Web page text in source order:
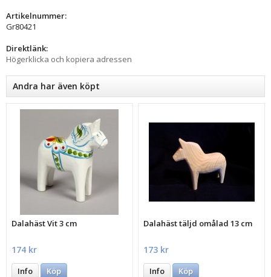
Artikelnummer:
Gr80421
Direktlänk:
Högerklicka och kopiera adressen
Andra har även köpt
Dalahäst Vit 3 cm
174 kr
Info Köp
Dalahäst täljd omålad 13 cm
173 kr
Info Köp